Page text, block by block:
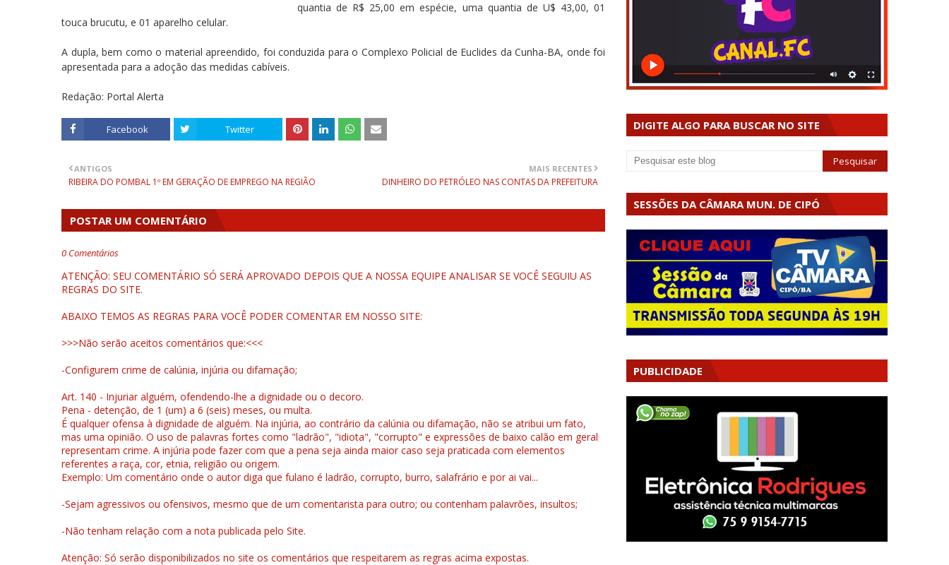
quantia de R$ 25,00 em espécie, uma quantia de U$ 43,00, 01
touca brucutu, e 01 aparelho celular.
A dupla, bem como o material apreendido, foi conduzida para o Complexo Policial de Euclides da Cunha-BA, onde foi
apresentada para a adoção das medidas cabíveis.
Redação: Portal Alerta
Facebook Twitter
MAIS RECENTES
DINHEIRO DO PETRÓLEO NAS CONTAS DA PREFEITURA
ANTIGOS
RIBEIRA DO POMBAL 1º EM GERAÇÃO DE EMPREGO NA REGIÃO
POSTAR UM COMENTÁRIO
0 Comentários
ATENÇÃO: SEU COMENTÁRIO SÓ SERÁ APROVADO DEPOIS QUE A NOSSA EQUIPE ANALISAR SE VOCÊ SEGUIU AS
REGRAS DO SITE.
ABAIXO TEMOS AS REGRAS PARA VOCÊ PODER COMENTAR EM NOSSO SITE:
>>>Não serão aceitos comentários que:<<<
-Configurem crime de calúnia, injúria ou difamação;
Art. 140 - Injuriar alguém, ofendendo-lhe a dignidade ou o decoro.
Pena - detenção, de 1 (um) a 6 (seis) meses, ou multa.
É qualquer ofensa à dignidade de alguém. Na injúria, ao contrário da calúnia ou difamação, não se atribui um fato,
mas uma opinião. O uso de palavras fortes como "ladrão", "idiota", "corrupto" e expressões de baixo calão em geral
representam crime. A injúria pode fazer com que a pena seja ainda maior caso seja praticada com elementos
referentes a raça, cor, etnia, religião ou origem.
Exemplo: Um comentário onde o autor diga que fulano é ladrão, corrupto, burro, salafrário e por ai vai...
-Sejam agressivos ou ofensivos, mesmo que de um comentarista para outro; ou contenham palavrões, insultos;
-Não tenham relação com a nota publicada pelo Site.
Atenção: Só serão disponibilizados no site os comentários que respeitarem as regras acima expostas.
DIGITE ALGO PARA BUSCAR NO SITE
SESSÕES DA CÂMARA MUN. DE CIPÓ
PUBLICIDADE